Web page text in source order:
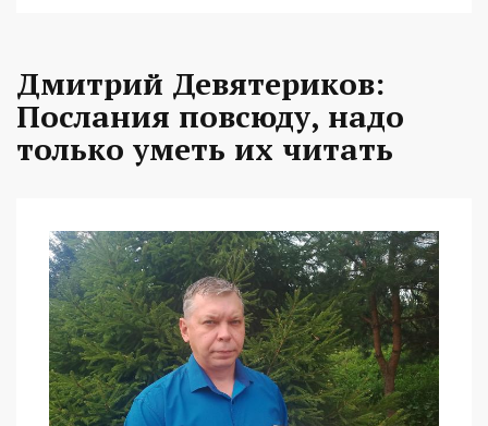
Дмитрий Девятериков:
Послания повсюду, надо
только уметь их читать